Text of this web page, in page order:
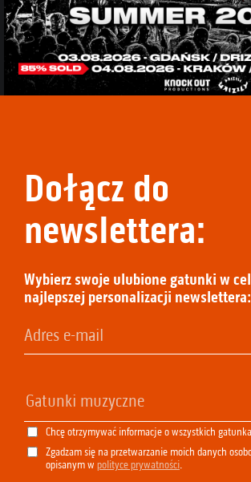
Dołącz do
newslettera:
Wybierz swoje ulubione gatunki w
najlepszej personalizacji newslettera:
Chcę otrzymywać informacje o wszystkich
Zgadzam się na przetwarzanie moich danych
opisanym w polityce prywatności.